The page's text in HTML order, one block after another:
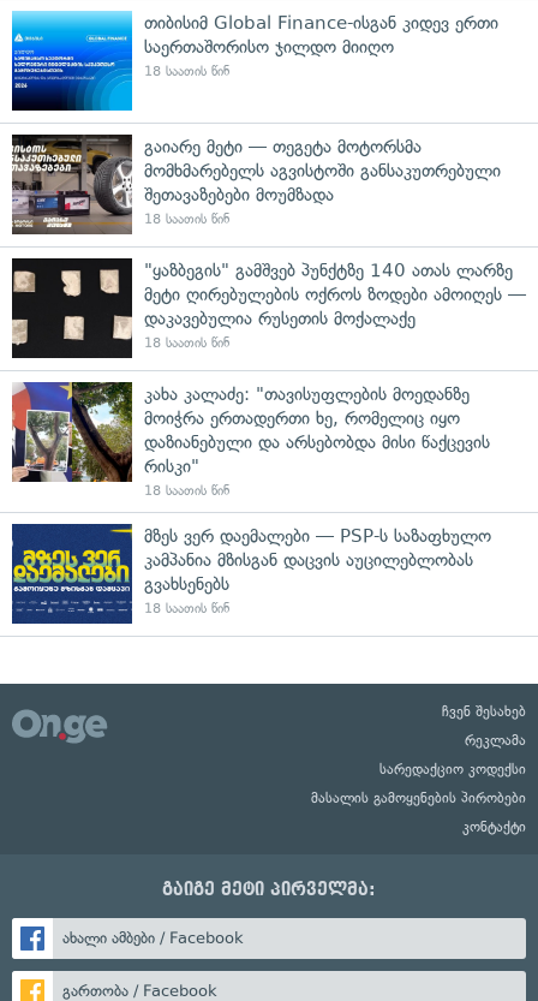
თიბისიმ Global Finance-ისგან კიდევ ერთი
საერთაშორისო ჯილდო მიიღო
18 საათის წინ
გაიარე მეტი — თეგეტა მოტორსმა
მომხმარებელს აგვისტოში განსაკუთრებული
შეთავაზებები მოუმზადა
18 საათის წინ
"ყაზბეგის" გამშვებ პუნქტზე 140 ათას ლარზე
მეტი ღირებულების ოქროს ზოდები ამოიღეს —
დაკავებულია რუსეთის მოქალაქე
18 საათის წინ
კახა კალაძე: "თავისუფლების მოედანზე
მოიჭრა ერთადერთი ხე, რომელიც იყო
დაზიანებული და არსებობდა მისი წაქცევის
რისკი"
18 საათის წინ
მზეს ვერ დაემალები — PSP-ს საზაფხულო
კამპანია მზისგან დაცვის აუცილებლობას
გვახსენებს
18 საათის წინ
ჩვენ შესახებ
რეკლამა
სარედაქციო კოდექსი
მასალის გამოყენების პირობები
კონტაქტი
გაიგე მეტი პირველმა:
ახალი ამბები / Facebook
გართობა / Facebook